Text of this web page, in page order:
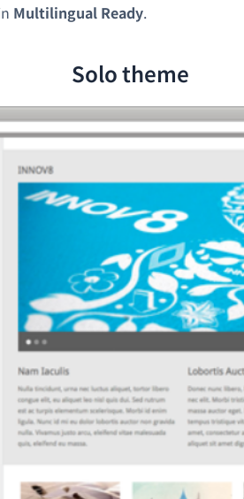
Multilingual Ready.
Solo theme